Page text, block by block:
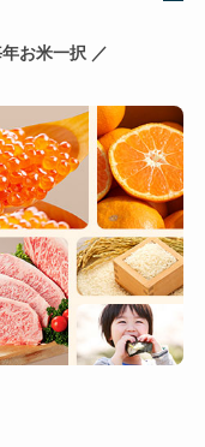
お米一択 ／